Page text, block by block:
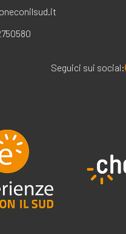
Seguici sui social: